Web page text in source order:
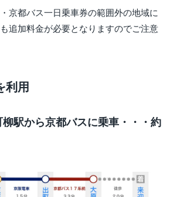
京都バス一日乗車券の範囲外の地域に
追加料金が必要となりますのでご注意
利用
駅から京都バスに乗車・・・約